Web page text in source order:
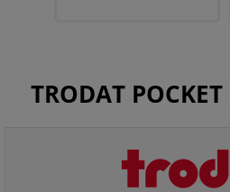
TRODAT